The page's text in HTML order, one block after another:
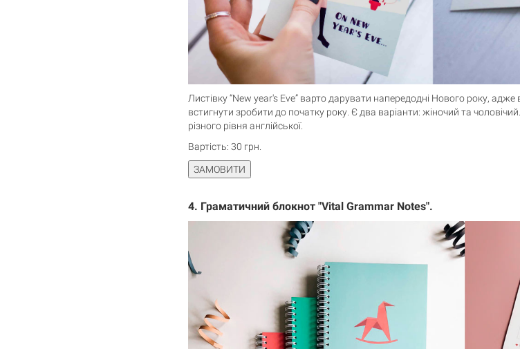
Листівку “New year's Eve” варто дарувати напередодні Нового року,
встигнути зробити до початку року. Є два варіанти: жіночий та
різного рівня англійської.
Вартість: 30 грн.
4. Граматичний блокнот "Vital Grammar Notes".